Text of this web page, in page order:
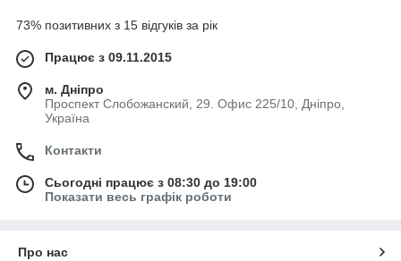
73% позитивних з 15 відгуків за рік
Працює з 09.11.2015
м. Дніпро
Проспект Слобожанский, 29. Офис 225/10, Дніпро,
Україна
Контакти
Сьогодні працює з 08:30 до 19:00
Показати весь графік роботи
Про нас